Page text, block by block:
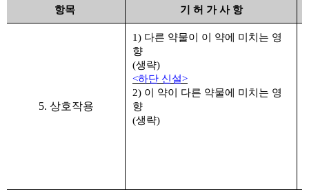
항목 기 허 가 사 항
5. 상호작용
1) 다른 약물이 이 약에 미치는 영
향
(생략)
<하단 신설>
2) 이 약이 다른 약물에 미치는 영
향
(생략)